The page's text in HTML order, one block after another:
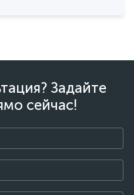
Задайте
сейчас!